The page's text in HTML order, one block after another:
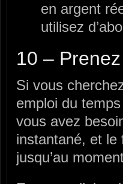
en argent
utilisez
10 –
Si vous
emploi du
vous avez
instantané, et le
jusqu’au